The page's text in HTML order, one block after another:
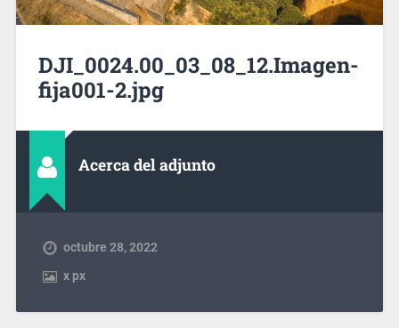
DJI_0024.00_03_08_12.Imagen-
fija001-2.jpg
Acerca del adjunto
octubre 28, 2022
xpx